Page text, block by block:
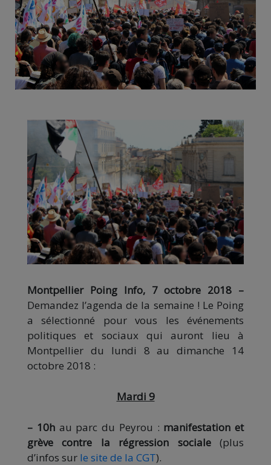
Montpellier Poing Info, 7 octobre 2018 –
Demandez l’agenda de la semaine ! Le Poing
a sélectionné pour vous les événements
politiques et sociaux qui auront lieu à
Montpellier du lundi 8 au dimanche 14
octobre 2018 :
Mardi 9
– 10hau parc du Peyrou : manifestation et
grève contre la régression sociale (plus
d’infos sur le site de la CGT).